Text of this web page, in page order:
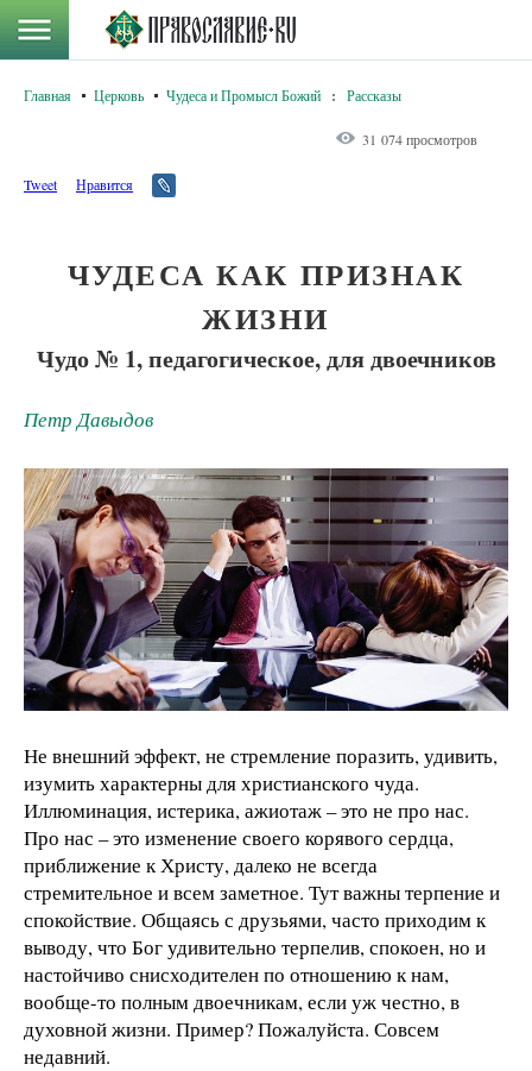
Главная Церковь Чудеса и Промысл Божий : Рассказы
31 074 просмотров
Tweet Нравится
ЧУДЕСА КАК ПРИЗНАК
ЖИЗНИ
Чудо № 1, педагогическое, для двоечников
Петр Давыдов
Не внешний эффект, не стремление поразить, удивить,
изумить характерны для христианского чуда.
Иллюминация, истерика, ажиотаж – это не про нас.
Про нас – это изменение своего корявого сердца,
приближение к Христу, далеко не всегда
стремительное и всем заметное. Тут важны терпение и
спокойствие. Общаясь с друзьями, часто приходим к
выводу, что Бог удивительно терпелив, спокоен, но и
настойчиво снисходителен по отношению к нам,
вообще-то полным двоечникам, если уж честно, в
духовной жизни. Пример? Пожалуйста. Совсем
недавний.